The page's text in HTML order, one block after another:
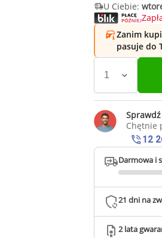
U Ciebie:
Zanim
pasuje do
Chętnie
12
Darmowa i
21 dni na
2 lata